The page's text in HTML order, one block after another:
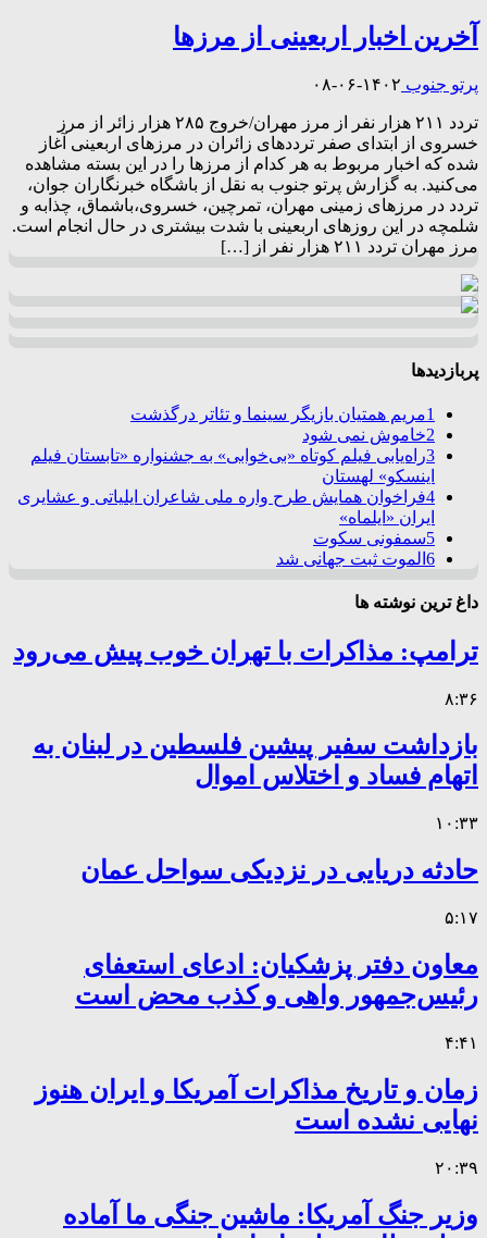
آخرین اخبار اربعینی از مرزها
پرتو جنوب ۱۴۰۲-۰۶-۰۸
تردد ‌۲۱۱ هزار نفر از مرز مهران/خروج ۲۸۵ هزار زائر از مرز
خسروی از ابتدای صفر تردد‌های زائران در مرز‌های اربعینی آغاز
شده که اخبار مربوط به هر کدام از مرز‌ها را در این بسته مشاهده
می‌کنید. به گزارش پرتو جنوب به نقل از باشگاه خبرنگاران جوان،
تردد در مرز‌های زمینی مهران، تمرچین، خسروی،باشماق، چذابه و
شلمچه در این روز‌های اربعینی با شدت بیشتری در حال انجام است.
مرز مهران تردد ‌۲۱۱ هزار نفر از […]
پربازدیدها
1مریم همتیان بازیگر سینما و تئاتر درگذشت
2خاموش نمی شود
3راه‌یابی فیلم کوتاه «بی‌خوابی» به جشنواره «تابستان فیلم
اینسکو» لهستان
4فراخوان همایش طرح واره ملی شاعران ایلیاتی و عشایری
ایران «ایلماه»
5سمفونی سکوت
6 الموت ثبت جهانی شد
داغ ترین نوشته ها
ترامپ: مذاکرات با تهران خوب پیش می‌رود
۸:۳۶
بازداشت سفیر پیشین فلسطین در لبنان به
اتهام فساد و اختلاس اموال
۱۰:۳۳
حادثه دریایی در نزدیکی سواحل عمان
۵:۱۷
معاون دفتر پزشکیان: ادعای استعفای
رئیس‌جمهور واهی و کذب محض است
۴:۴۱
زمان و تاریخ مذاکرات آمریکا و ایران هنوز
نهایی نشده است
۲۰:۳۹
وزیر جنگ آمریکا: ماشین جنگی ما آماده